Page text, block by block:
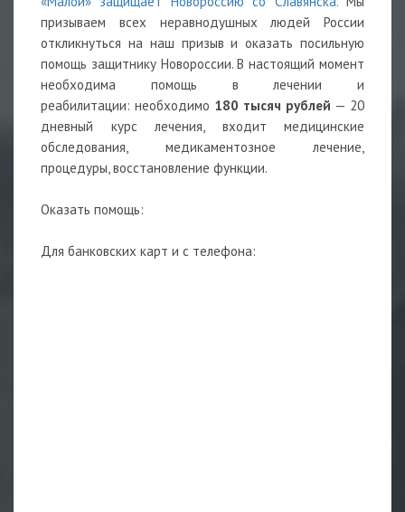
призываем всех неравнодушных людей России
откликнуться на наш призыв и оказать посильную
помощь защитнику Новороссии. В настоящий момент
необходима помощь в лечении и
реабилитации: необходимо 180 тысяч рублей — 20
дневный курс лечения, входит медицинские
обследования, медикаментозное лечение,
процедуры, восстановление функции.
Оказать помощь:
Для банковских карт и с телефона: